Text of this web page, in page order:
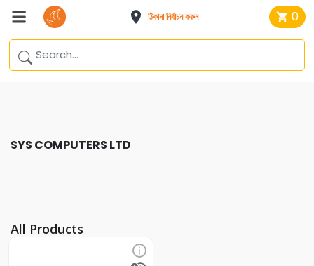
ঠিকানা নির্বাচন করুন 0
SYS COMPUTERS LTD
All Products